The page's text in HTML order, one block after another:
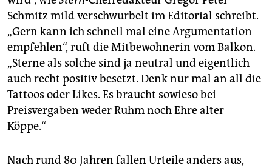
Schmitz mild verschwurbelt im Editorial schreibt.
„Gern kann ich schnell mal eine Argumentation
empfehlen“, ruft die Mitbewohnerin vom Balkon.
„Sterne als solche sind ja neutral und eigentlich
auch recht positiv besetzt. Denk nur mal an all die
Tattoos oder Likes. Es braucht sowieso bei
Preisvergaben weder Ruhm noch Ehre alter
Köppe.“
Nach rund 80 Jahren fallen Urteile anders aus,